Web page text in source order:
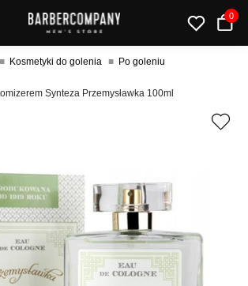
0
Kosmetyki do golenia
Po goleniu
Synteza Przemysławka 100ml